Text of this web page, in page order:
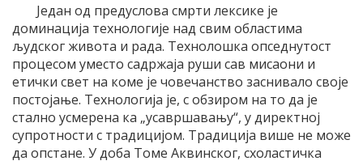
Један од предуслова смрти лексике је
доминација технологије над свим областима
људског живота и рада. Технолошка опседнутост
процесом уместо садржаја руши сав мисаони и
етички свет на коме је човечанство заснивало своје
постојање. Технологија је, с обзиром на то да је
стално усмерена ка „усавршавању“, у директној
супротности с традицијом. Традиција више не може
да опстане. У доба Томе Аквинског, схоластичка